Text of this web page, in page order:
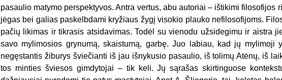
pasaulio matymo perspektyvos. Antra vertus, abu autoriai – ištikimi filosofijos
jėgas bei galias paskelbdami kryžiaus žygį visokio plauko nefilosofijoms.
pačių likimas ir tikrasis atsidavimas. Todėl su vienodu užsidegimu ir aistra
savo mylimosios grynumą, skaistumą, garbę. Juo labiau, kad jų mylimoji
negęstantis žiburys šviečianti iš jau išnykusio pasaulio, iš tolimų Atėnų, iš
tos minties šviesos gimdytojai – tik keli. Jų sąrašas skirtinguose